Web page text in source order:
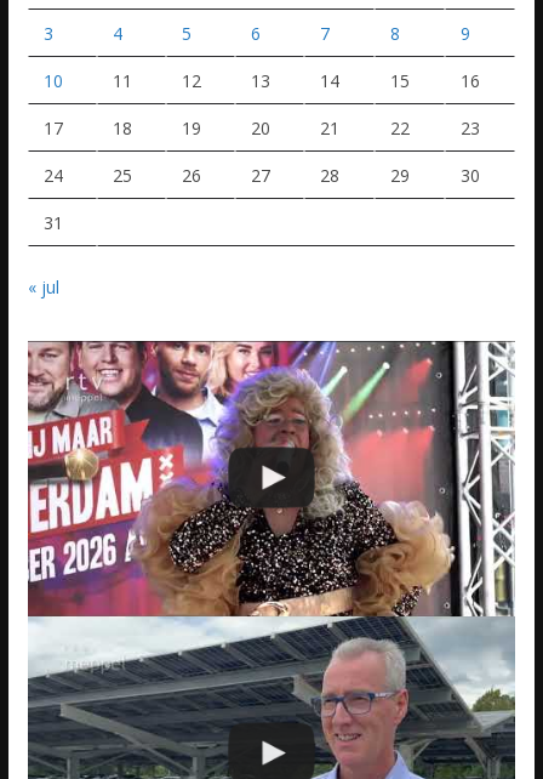
3 4 5 6 7 8 9
10 11 12 13 14 15 16
17 18 19 20 21 22 23
24 25 26 27 28 29 30
31
« jul